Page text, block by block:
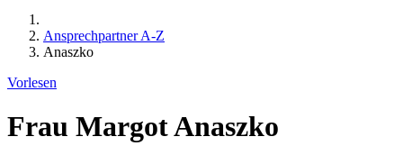
Ansprechpartner A-Z
Anaszko
Vorlesen
Frau Margot Anaszko